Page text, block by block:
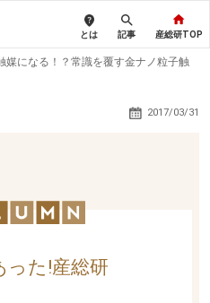
とは 記事 産総研TOP
媒になる！？常識を覆す金ナノ粒子触
2017/03/31
った!産総研